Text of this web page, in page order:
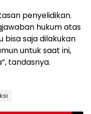
penyelidikan.
hukum atas
bisa saja dilakukan
untuk saat ini,
tandasnya.